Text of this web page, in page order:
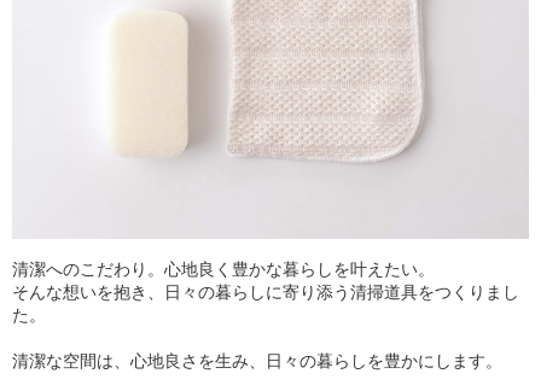
清潔へのこだわり。心地良く豊かな暮らしを叶えたい。
そんな想いを抱き、日々の暮らしに寄り添う清掃道具をつくりまし
た。
清潔な空間は、心地良さを生み、日々の暮らしを豊かにします。